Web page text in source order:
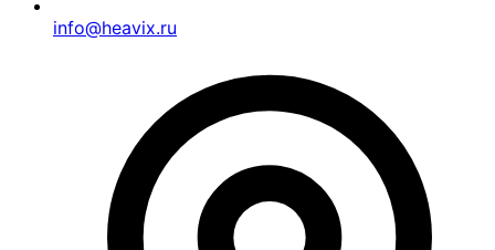
info@heavix.ru